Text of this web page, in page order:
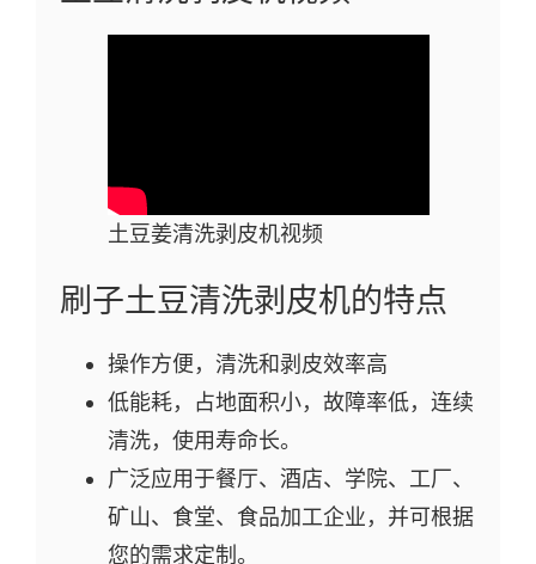
土豆姜清洗剥皮机视频
刷子土豆清洗剥皮机的特点
操作方便，清洗和剥皮效率高
低能耗，占地面积小，故障率低，连续
清洗，使用寿命长。
广泛应用于餐厅、酒店、学院、工厂、
矿山、食堂、食品加工企业，并可根据
您的需求定制。